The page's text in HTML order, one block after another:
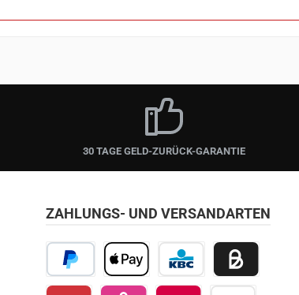
30 TAGE GELD-ZURÜCK-GARANTIE
ZAHLUNGS- UND VERSANDARTEN
PayPal Apple PayKBC/CBC Payment
Billie / Kauf